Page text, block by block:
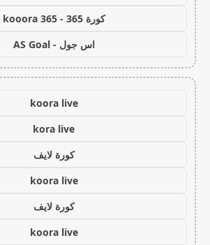
كورة 365 - kooora 365
اس جول - AS Goal
koora live
kora live
كورة لايف
koora live
كورة لايف
koora live